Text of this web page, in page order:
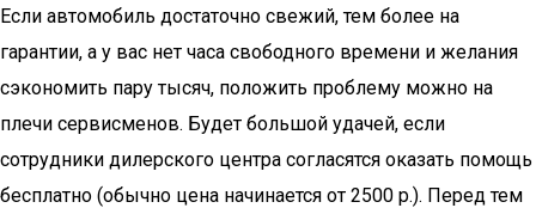
Если автомобиль достаточно свежий, тем более на
гарантии, а у вас нет часа свободного времени и желания
сэкономить пару тысяч, положить проблему можно на
плечи сервисменов. Будет большой удачей, если
сотрудники дилерского центра согласятся оказать помощь
бесплатно (обычно цена начинается от 2500 р.). Перед тем